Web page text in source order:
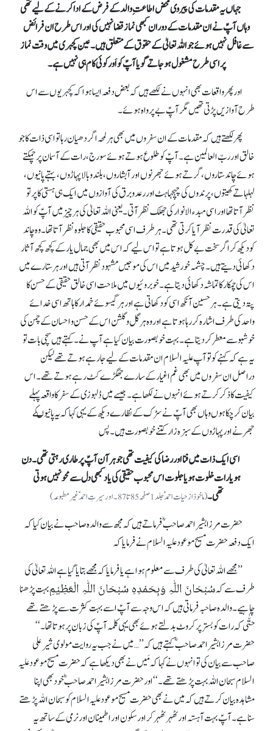
جہاں یہ مقدمات کی پیروی محض اطاعتِ والد کے فرض کے ادا کرنے کے لیے تھی
وہاں آپؑ نے ان مقدمات کے دوران کبھی نماز قضا نہیں کی اور اس طرح ان فرائض
سے غافل نہیں ہوئے جو اللہ تعالیٰ کے حقوق کے متعلق ہیں۔ عین کچہری میں وقت نماز
پر اسی طرح مشغول ہو جاتے گویا آپؑ کو اَور کوئی کام ہی نہیں ہے۔
اور پھر واقعات بھی انہوں نے لکھے ہیں کہ بعض دفعہ ایسا ہوا کہ کچہریوں سے اس
طرح آوازیں پڑتی تھیں مگر آپؑ بے پرواہ ہوئے۔
پھر لکھتے ہیں کہ مقدمات کے ان سفروں میں بھی ہر لمحہ اگر دھیان رہا تو اسی ذات کا جو
خالق اور ربّ العالمین ہے۔ آپؑ کو طلوع ہوتے ہوئے سورج، رات کے آسمان پر چمکتے
ہوئے چاند ستاروں، گرتے ہوئے جھرنوں اور آبشاروں، بلند و بالا پہاڑوں، بہتے پانیوں،
لہلہاتے کھیتوں، پرندوں کی چہچہاہٹ اور رعد و برق کی آوازوں میں ایک ہی ہستی کا پرتو
نظر آتا تھا اور اسی مبدء الانوار کی جھلک نظر آتی۔ یعنی اللہ تعالیٰ کی ہر چیز میں آپؑ کو اللہ
تعالیٰ کی قدرت نظر آیا کرتی تھی۔ ہر طرف اسی محبوب حقیقی کا جلوہ نظر آتا تھا۔وہ چاند
کو دیکھ کر اگر سخت بے کل ہوتا ہے تو اس لیے کہ اس میں بھی جمال یار کے کچھ کچھ آثار
دکھائی دیتے ہیں۔ چشمہ خورشید میں اس کی موجیں مشہود نظر آتی ہیں اور ہر ستارے میں
اس کی چمکار کا تماشہ دکھائی دیتا ہے۔خوبروئیوں میں ملاحت اسی خالق حقیقی کے حسن کا
پتہ دیتی ہے۔ ہر حسین آنکھ اسی کو دکھاتی ہے اور ہر گیسوئے خمدار کا ہاتھ اسی خدائے
واحد کی طرف اشارہ کر رہا ہوتا ہے اور وہ ہر گل و گلشن اس کے حسن و احسان کے چمن کی
خوشبو سے معطر کر دیتا ہے۔ بہت خوبصورت بیان کیا ہے آپ نے۔کہتے ہیں سچی بات تو
یہ ہے کہ کہنے کو تو آپ علیہ السلام ان مقدمات کے لیے جا رہے ہوتے تھے لیکن
دراصل ان سفروں میں بھی غم اغیار کے سارے جھگڑے کٹ رہے ہوتے تھے۔ اس
کیفیت کا ذکر کرتے ہوئے انہوں نے لکھا ہے۔ جیسے میں ڈلہوزی کے سفر کا واقعہ پہلے
بیان کر چکا ہوں وہاں بھی آپؑ نے سڑک کے نظارے دیکھ کے یہی کہا کہ یہ پانیوںکے
جھرنے اور پہاڑوں کے سبزہ زار کتنے خوبصورت ہیں۔ پس
اسی ایک ذات میں فنا اور رضا کی کیفیت تھی جو ہر آن آپؑ پرطاری رہتی تھی۔ دن
ہو یا رات خلوت ہو یا جلوت اس محبوب حقیقی کی یاد کبھی دل سے محو نہیں ہوتی
تھی۔(ماخوذ از حیات احمدؑ جلد 1 صفحہ 85 تا 87۔ اور سیرتِ احمدؑ غیرمطبوعہ)
حضرت مرزا بشیر احمد صاحبؓ فرماتے ہیں کہ مجھ سے والدہ صاحب نے بیان کیا کہ
ایک دفعہ حضرت مسیح موعود علیہ السلام نے فرمایا کہ
’’مجھے اللہ تعالیٰ کی طرف سے معلوم ہوا ہے یا فرمایا کہ مجھے بتایا گیا ہے اللہ تعالیٰ کی
طرف سے کہسُبْحَانَ اللّٰہِ وَبِحَمْدِہِ سُبْحَانَ اللّٰہِ الْعَظِیْمِبہت پڑھنا
چاہیے۔والدہ صاحبہ فرماتی ہیں کہ اس وجہ سے آپؑ اسے بہت کثرت سے پڑھتے تھے
حتّٰی کہ رات کوبستر پر کروٹ بدلتے ہوئے بھی یہی کلمہ آپؑ کی زبان پر ہوتا تھا۔‘‘
حضرت مرزا بشیر احمد صاحبؓ کہتے ہیں کہ ’’…میں نے جب یہ روایت مولوی شیرعلی
صاحب سے بیان کی تو انہوں نے کہا کہ مَیں نے بھی دیکھا ہے کہ حضرت مسیح موعود علیہ
السلام سبحان اللہ بہت پڑھتے تھے۔ ‘‘ اور حضرت مرزا بشیر احمد صاحبؓ خود بھی اپنا
مشاہدہ بیان کرتے ہیں کہ میں نے بھی حضرت مسیح موعود علیہ السلام کو سبحان اللہ پڑھتے
سنا ہے۔آپؑ بہت آہستہ اور ٹھہر ٹھہر کر اور سکون اور اطمینان اور نرمی کے ساتھ یہ